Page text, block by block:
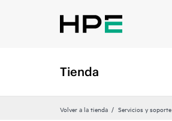
Tienda
Volver a la tienda Servicios y soporte